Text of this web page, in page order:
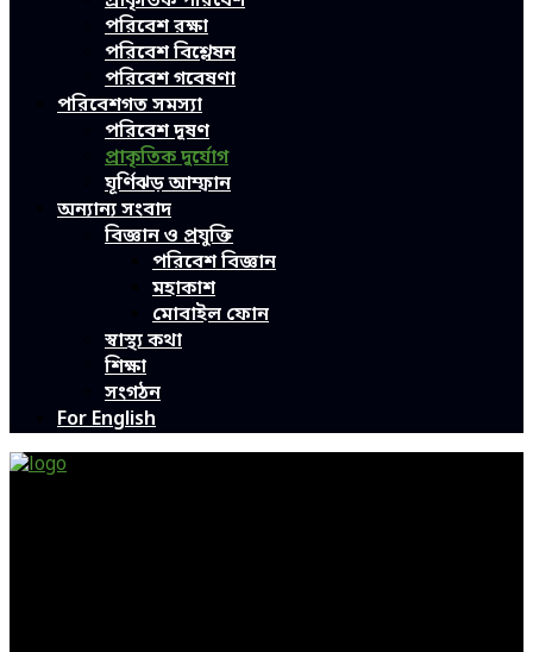
পরিবেশ রক্ষা
পরিবেশ বিশ্লেষন
পরিবেশ গবেষণা
পরিবেশগত সমস্যা
পরিবেশ দূষণ
প্রাকৃতিক দুর্যোগ
ঘূর্ণিঝড় আম্ফান
অন্যান্য সংবাদ
বিজ্ঞান ও প্রযুক্তি
পরিবেশ বিজ্ঞান
মহাকাশ
মোবাইল ফোন
স্বাস্থ্য কথা
শিক্ষা
সংগঠন
For English